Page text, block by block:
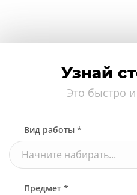
Узнай
Это быстро
Вид работы *
Начните набирать...
Предмет *